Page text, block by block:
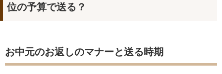
位の予算で送る？
お中元のお返しのマナーと送る時期